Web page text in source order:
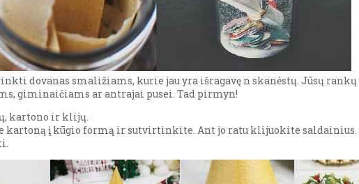
dovanas smaližiams, kurie jau yra išragavę n skanėstų. Jūsų
giminaičiams ar antrajai pusei. Tad pirmyn!
kartono ir klijų.
kartoną į kūgio formą ir sutvirtinkite. Ant jo ratu klijuokite